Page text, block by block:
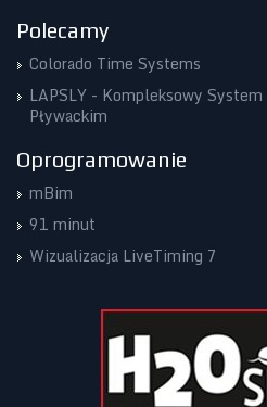
Polecamy
Colorado Time Systems
LAPSLY - Kompleksowy
Pływackim
Oprogramowanie
mBim
91 minut
Wizualizacja LiveTiming 7